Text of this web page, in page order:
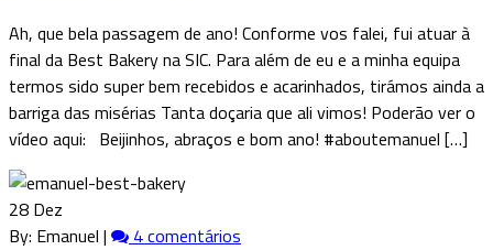
Ah, que bela passagem de ano! Conforme vos falei, fui atuar à
final da Best Bakery na SIC. Para além de eu e a minha equipa
termos sido super bem recebidos e acarinhados, tirámos ainda a
barriga das misérias Tanta doçaria que ali vimos! Poderão ver o
vídeo aqui: Beijinhos, abraços e bom ano! #aboutemanuel […]
28 Dez
By: Emanuel |
4 comentários